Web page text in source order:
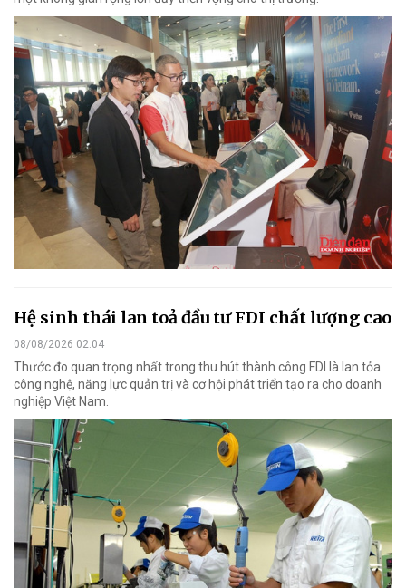
Hệ sinh thái lan toả đầu tư FDI chất lượng cao
08/08/2026 02:04
Thước đo quan trọng nhất trong thu hút thành công FDI là lan tỏa
công nghệ, năng lực quản trị và cơ hội phát triển tạo ra cho doanh
nghiệp Việt Nam.